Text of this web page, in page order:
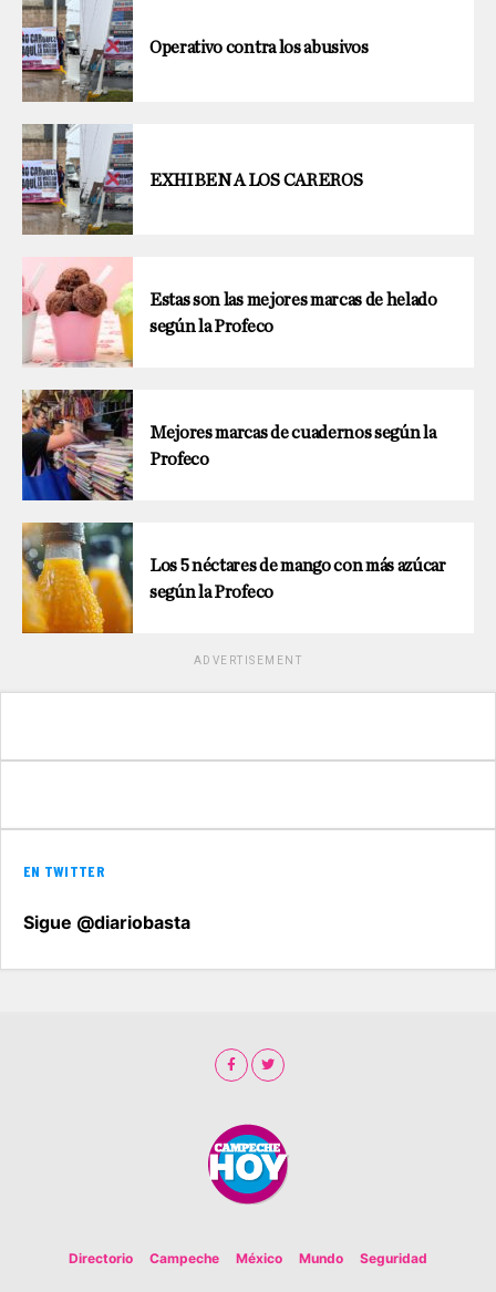
Operativo contra los abusivos
EXHIBEN A LOS CAREROS
Estas son las mejores marcas de helado
según la Profeco
Mejores marcas de cuadernos según la
Profeco
Los 5 néctares de mango con más azúcar
según la Profeco
ADVERTISEMENT
EN TWITTER
Sigue @diariobasta
Directorio Campeche México Mundo Seguridad